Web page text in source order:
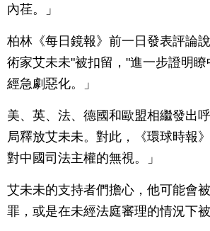
內荏。」
柏林《每日鏡報》前一日發表評論
術家艾未未"被扣留，"進一步證明
經急劇惡化。」
美、英、法、德國和歐盟相繼發出
局釋放艾未未。對此，《環球時報
對中國司法主權的無視。」
艾未未的支持者們擔心，他可能會
罪，或是在未經法庭審理的情況下被